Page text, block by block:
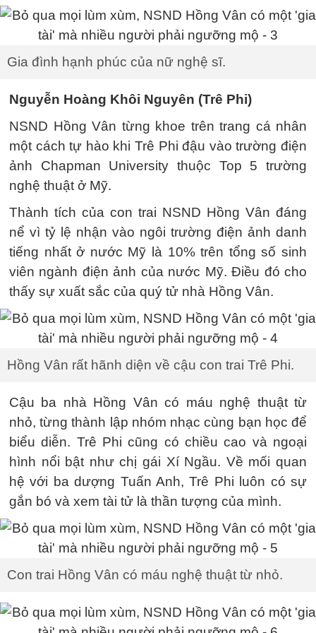
Gia đình hạnh phúc của nữ nghệ sĩ.
Nguyễn Hoàng Khôi Nguyên (Trê Phi)
NSND Hồng Vân từng khoe trên trang cá nhân
một cách tự hào khi Trê Phi đậu vào trường điện
ảnh Chapman University thuộc Top 5 trường
nghệ thuật ở Mỹ.
Thành tích của con trai NSND Hồng Vân đáng
nể vì tỷ lệ nhận vào ngôi trường điện ảnh danh
tiếng nhất ở nước Mỹ là 10% trên tổng số sinh
viên ngành điện ảnh của nước Mỹ. Điều đó cho
thấy sự xuất sắc của quý tử nhà Hồng Vân.
Hồng Vân rất hãnh diện về cậu con trai Trê Phi.
Cậu ba nhà Hồng Vân có máu nghệ thuật từ
nhỏ, từng thành lập nhóm nhạc cùng bạn học để
biểu diễn. Trê Phi cũng có chiều cao và ngoại
hình nổi bật như chị gái Xí Ngầu. Về mối quan
hệ với ba dượng Tuấn Anh, Trê Phi luôn có sự
gắn bó và xem tài tử là thần tượng của mình.
Con trai Hồng Vân có máu nghệ thuật từ nhỏ.